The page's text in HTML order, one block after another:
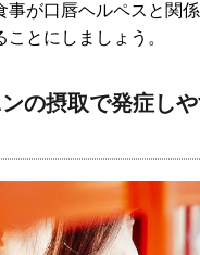
事が口唇ヘルペスと関
とにしましょう。
の摂取で発症し